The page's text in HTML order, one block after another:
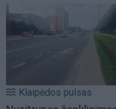
Klaipėdos pulsas